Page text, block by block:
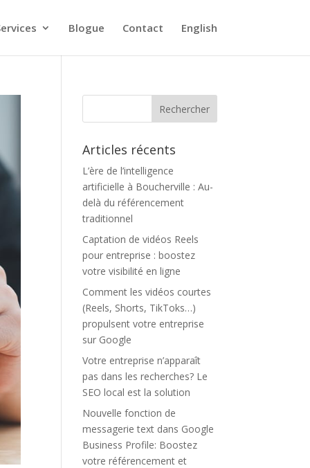
Blogue Contact English
Articles récents
L’ère de l’intelligence
artificielle à Boucherville : Au-
delà du référencement
traditionnel
Captation de vidéos Reels
pour entreprise : boostez
votre visibilité en ligne
Comment les vidéos courtes
(Reels, Shorts, TikToks…)
propulsent votre entreprise
sur Google
Votre entreprise n’apparaît
pas dans les recherches? Le
SEO local est la solution
Nouvelle fonction de
messagerie text dans Google
Business Profile: Boostez
votre référencement et